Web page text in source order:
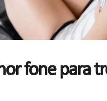
fone para